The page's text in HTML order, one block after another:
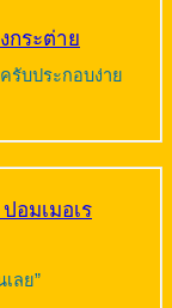
กระต่าย
รับประกอบง่าย
อมเมอเร
ลย”